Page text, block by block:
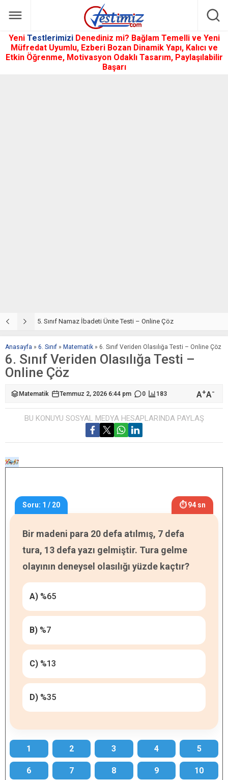
Yeni Testlerimizi Denediniz mi? Bağlam Temelli ve Yeni
Müfredat Uyumlu, Ezberi Bozan Dinamik Yapı, Kalıcı ve
Etkin Öğrenme, Motivasyon Odaklı Tasarım, Paylaşılabilir
Başarı
5. Sınıf Namaz İbadeti Ünite Testi – Online Çöz
Anasayfa » 6. Sınıf » Matematik » 6. Sınıf Veriden Olasılığa Testi – Online Çöz
6. Sınıf Veriden Olasılığa Testi –
Online Çöz
Matematik Temmuz 2, 2026 6:44 pm 0 183 A+A-
BU KONUYU SOSYAL MEDYA HESAPLARINDA PAYLAŞ
Soru: 1 / 20 ⏱ 94 sn
Bir madeni para 20 defa atılmış, 7 defa
tura, 13 defa yazı gelmiştir. Tura gelme
olayının deneysel olasılığı yüzde kaçtır?
A) %65
B) %7
C) %13
D) %35
1 2 3 4 5
6 7 8 9 10